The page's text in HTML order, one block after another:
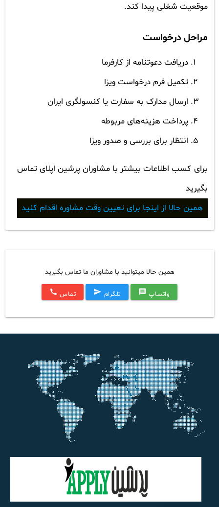
موقعیت شغلی پیدا کند.
مراحل درخواست
دریافت دعوتنامه از کارفرما
تکمیل فرم درخواست ویزا
ارسال مدارک به سفارت یا کنسولگری ایران
پرداخت هزینه‌های مربوطه
انتظار برای بررسی و صدور ویزا
برای کسب اطلاعات بیشتر با مشاوران پرشین اپلای تماس
بگیرید
همین حالا از اینجا برای تعیین وقت مشاوره اقدام کنید
همین حالا میتوانید با مشاوران ما تماس بگیرید
واتساپ message تلگرام send تماس call